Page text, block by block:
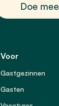
Doe mee
Voor
Gastgezinnen
Gasten